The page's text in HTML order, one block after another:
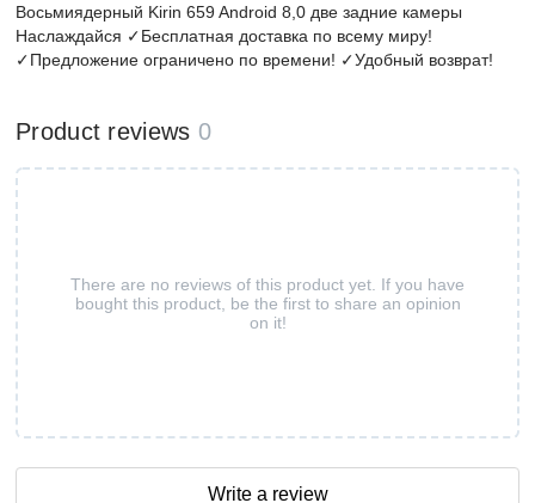
Восьмиядерный Kirin 659 Android 8,0 две задние камеры
Наслаждайся ✓Бесплатная доставка по всему миру!
✓Предложение ограничено по времени! ✓Удобный возврат!
Product reviews 0
There are no reviews of this product yet. If you have
bought this product, be the first to share an opinion
on it!
Write a review